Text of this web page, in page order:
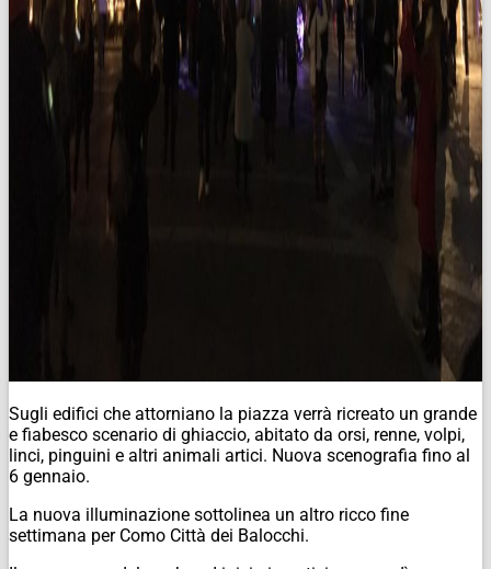
Sugli edifici che attorniano la piazza verrà ricreato un grande
e fiabesco scenario di ghiaccio, abitato da orsi, renne, volpi,
linci, pinguini e altri animali artici. Nuova scenografia fino al
6 gennaio.
La nuova illuminazione sottolinea un altro ricco fine
settimana per Como Città dei Balocchi.